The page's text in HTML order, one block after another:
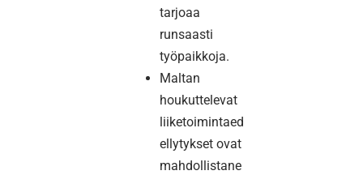
tarjoaa
runsaasti
työpaikkoja.
Maltan
houkuttelevat
liiketoimintaed
ellytykset ovat
mahdollistane